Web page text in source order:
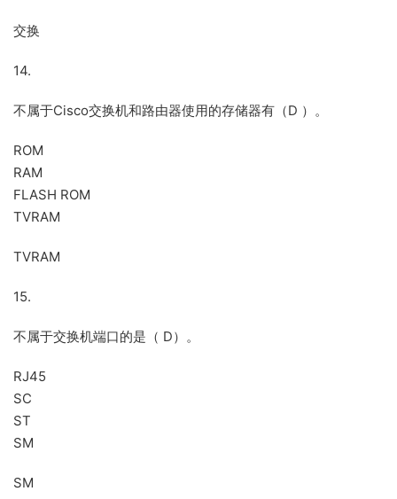
交换
14.
不属于Cisco交换机和路由器使用的存储器有（D ）。
ROM
RAM
FLASH ROM
TVRAM
TVRAM
15.
不属于交换机端口的是（ D）。
RJ45
SC
ST
SM
SM